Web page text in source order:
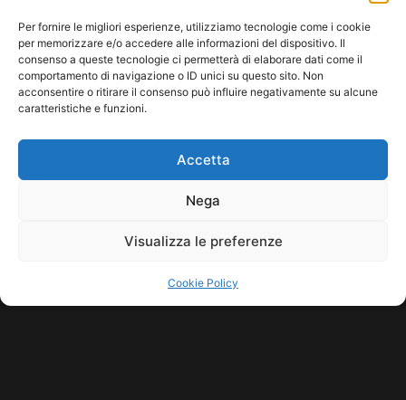
Per fornire le migliori esperienze, utilizziamo tecnologie come i cookie
per memorizzare e/o accedere alle informazioni del dispositivo. Il
consenso a queste tecnologie ci permetterà di elaborare dati come il
comportamento di navigazione o ID unici su questo sito. Non
acconsentire o ritirare il consenso può influire negativamente su alcune
caratteristiche e funzioni.
Accetta
Nega
Visualizza le preferenze
Cookie Policy
diventato star del web in poche […]
Leggi tutto...